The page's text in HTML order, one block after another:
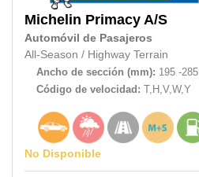
Michelin Primacy A/S
Automóvil de Pasajeros
All-Season / Highway Terrain
Ancho de sección (mm): 195 -285
Código de velocidad: T,H,V,W,Y
No Disponible